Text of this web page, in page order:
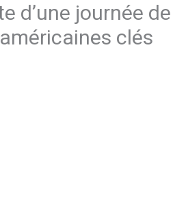
d’une journée de
clés